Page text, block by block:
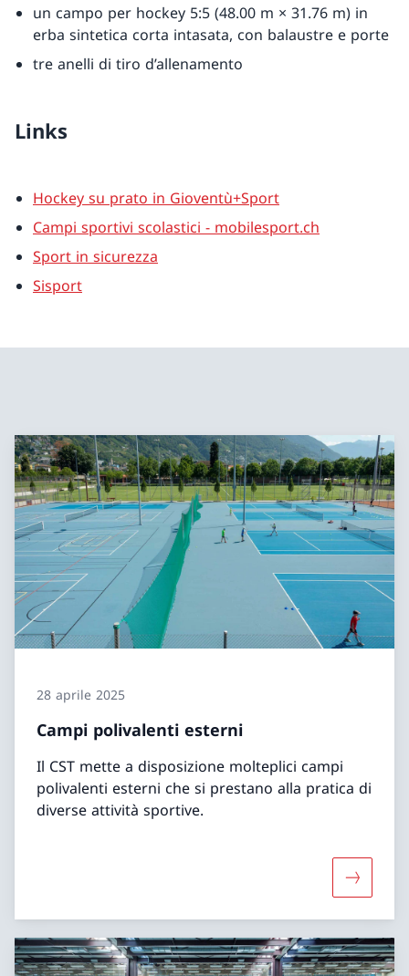
un campo per hockey 5:5 (48.00 m × 31.76 m) in
erba sintetica corta intasata, con balaustre e porte
tre anelli di tiro d’allenamento
Links
Hockey su prato in Gioventù+Sport
Campi sportivi scolastici - mobilesport.ch
Sport in sicurezza
Sisport
28 aprile 2025
Campi polivalenti esterni
Il CST mette a disposizione molteplici campi
polivalenti esterni che si prestano alla pratica di
diverse attività sportive.